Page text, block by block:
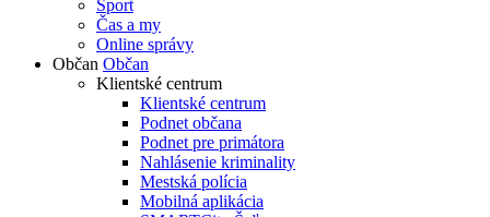
Šport
Čas a my
Online správy
Občan Občan
Klientské centrum
Klientské centrum
Podnet občana
Podnet pre primátora
Nahlásenie kriminality
Mestská polícia
Mobilná aplikácia